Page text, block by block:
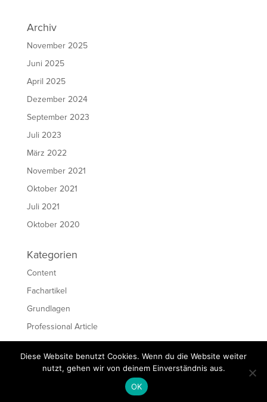
Archiv
November 2025
Juni 2025
April 2025
Dezember 2024
September 2023
Juli 2023
März 2022
November 2021
Oktober 2021
Juli 2021
Oktober 2020
Kategorien
Content
Fachartikel
Grundlagen
Professional Article
Ressourcen
Schreiben
Diese Website benutzt Cookies. Wenn du die Website weiter
nutzt, gehen wir von deinem Einverständnis aus.
OK